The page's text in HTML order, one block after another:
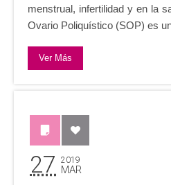
menstrual, infertilidad y en la
Ovario Poliquístico (SOP) es
Ver Más
27 2019
MAR